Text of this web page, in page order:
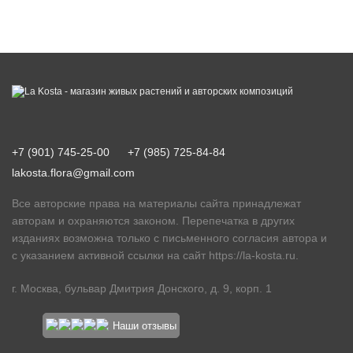
+7 (901) 745-25-00
+7 (985) 725-84-84
lakosta.flora@gmail.com
Все авторские права на материалы сайта принадлежат
авторам и охраняются законом. Перепечатка в других
изданиях возможна только с письменного согласия автора и
с указанием активной ссылки на сайт https://la-kosta.ru
г. Москва, бульвар Дмитрия Донского, д. 9, корп. 1
Наши отзывы